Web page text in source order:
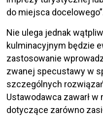
do miejsca
Nie ulega jednak
kulminacyjnym będzie
zastosowanie
zwanej specustawy w
szczególnych
Ustawodawca zawarł
dotyczące zarówno